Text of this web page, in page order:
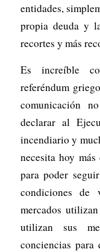
entidades,
propia deuda y
recortes y más
Es increíble
referéndum
comunicación
declarar al
incendiario y
necesita hoy
para poder
condiciones
mercados
utilizan sus
conciencias para